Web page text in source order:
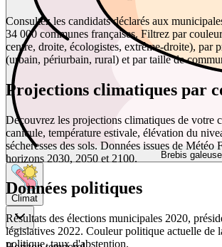
Brebis
Climat
Consultez les candidats déclarés aux
34 000 communes françaises. Filtrez par
centre, droite, écologistes, extrême-droite), par
(urbain, périurbain, rural) et par taille de
Projections climatiques par
Découvrez les projections climatiques de votre
canicule, température estivale, élévation du
sécheresses des sols. Données issues de Météo
horizons 2030, 2050 et 2100.
Données politiques
Résultats des élections municipales 2020,
législatives 2022. Couleur politique actuelle de
politique, taux d'abstention.